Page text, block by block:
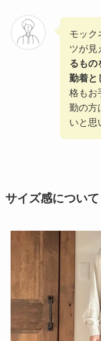
モック
ツが見
るもの
勤着と
格もお
勤の方
いと思
サイズ感について